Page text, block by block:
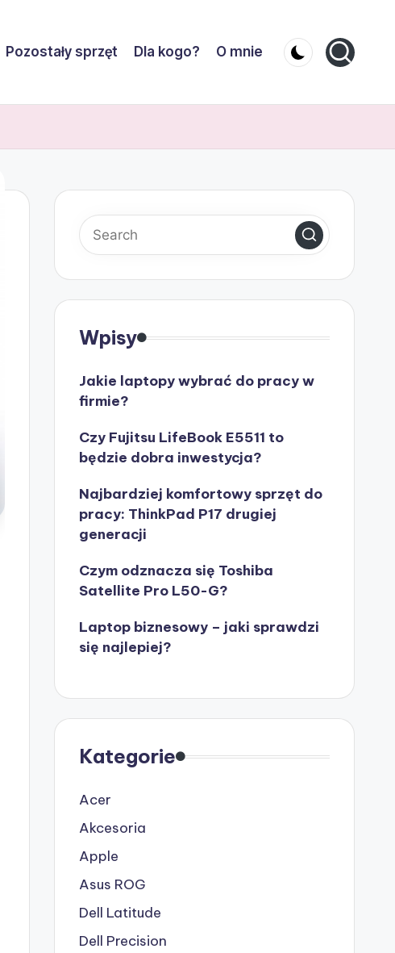
Pozostały sprzęt Dla kogo? O mnie
Wpisy
Jakie laptopy wybrać do pracy w
firmie?
Czy Fujitsu LifeBook E5511 to
będzie dobra inwestycja?
Najbardziej komfortowy sprzęt do
pracy: ThinkPad P17 drugiej
generacji
Czym odznacza się Toshiba
Satellite Pro L50-G?
Laptop biznesowy – jaki sprawdzi
się najlepiej?
Kategorie
Acer
Akcesoria
Apple
Asus ROG
Dell Latitude
Dell Precision